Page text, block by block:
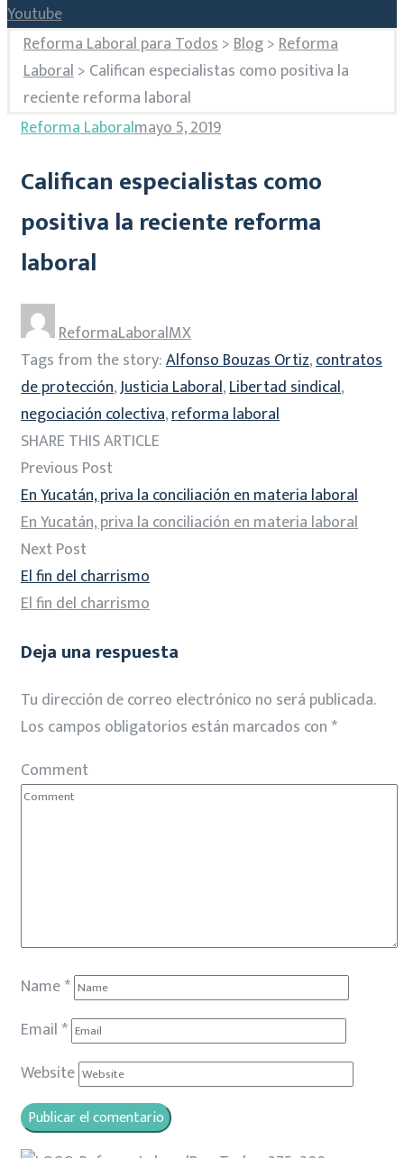
Youtube
Reforma Laboral para Todos>Blog>Reforma
Laboral> Califican especialistas como positiva la
reciente reforma laboral
Reforma Laboralmayo 5, 2019
Califican especialistas como
positiva la reciente reforma
laboral
ReformaLaboralMX
Tags from the story:Alfonso Bouzas Ortiz,contratos
de protección,Justicia Laboral,Libertad sindical,
negociación colectiva,reforma laboral
SHARE THIS ARTICLE
Previous Post
En Yucatán, priva la conciliación en materia laboral
En Yucatán, priva la conciliación en materia laboral
Next Post
El fin del charrismo
El fin del charrismo
Deja una respuesta
Tu dirección de correo electrónico no será publicada.
Los campos obligatorios están marcados con *
Comment
Name*
Email *
Website